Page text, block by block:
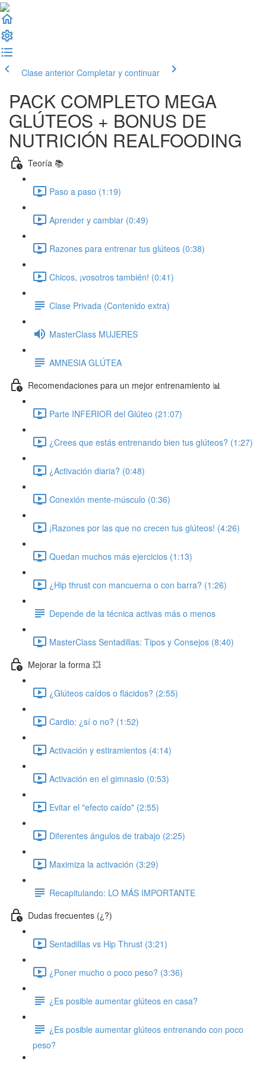
Clase anterior Completar y continuar
PACK COMPLETO MEGA
GLÚTEOS + BONUS DE
NUTRICIÓN REALFOODING
Teoría 📚
Paso a paso (1:19)
Aprender y cambiar (0:49)
Razones para entrenar tus glúteos (0:38)
Chicos, ¡vosotros también! (0:41)
Clase Privada (Contenido extra)
MasterClass MUJERES
AMNESIA GLÚTEA
Recomendaciones para un mejor entrenamiento 📊
Parte INFERIOR del Glúteo (21:07)
¿Crees que estás entrenando bien tus glúteos? (1:27)
¿Activación diaria? (0:48)
Conexión mente-músculo (0:36)
¡Razones por las que no crecen tus glúteos! (4:26)
Quedan muchos más ejercicios (1:13)
¿Hip thrust con mancuerna o con barra? (1:26)
Depende de la técnica activas más o menos
MasterClass Sentadillas: Tipos y Consejos (8:40)
Mejorar la forma 💥
¿Glúteos caídos o flácidos? (2:55)
Cardio: ¿sí o no? (1:52)
Activación y estiramientos (4:14)
Activación en el gimnasio (0:53)
Evitar el "efecto caído" (2:55)
Diferentes ángulos de trabajo (2:25)
Maximiza la activación (3:29)
Recapitulando: LO MÁS IMPORTANTE
Dudas frecuentes (¿?)
Sentadillas vs Hip Thrust (3:21)
¿Poner mucho o poco peso? (3:36)
¿Es posible aumentar glúteos en casa?
¿Es posible aumentar glúteos entrenando con poco
peso?